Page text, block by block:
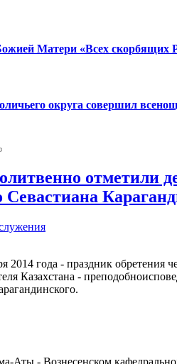
Матери «Всех
округа совершил
отметили
2014 года - праздник обретения
Казахстана -
Аты - Вознесенском